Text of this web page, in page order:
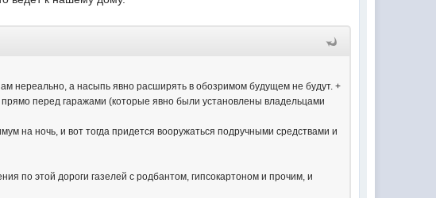
нереально, а насыпь явно расширять в обозримом будущем не будут. +
перед гаражами (которые явно были установлены владельцами
на ночь, и вот тогда придется вооружаться подручными средствами и
по этой дороги газелей с родбантом, гипсокартоном и прочим, и